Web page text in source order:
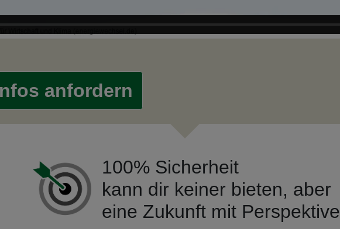
anfordern
100% Sicherheit
kann dir keiner bieten, aber
eine Zukunft mit Perspektive